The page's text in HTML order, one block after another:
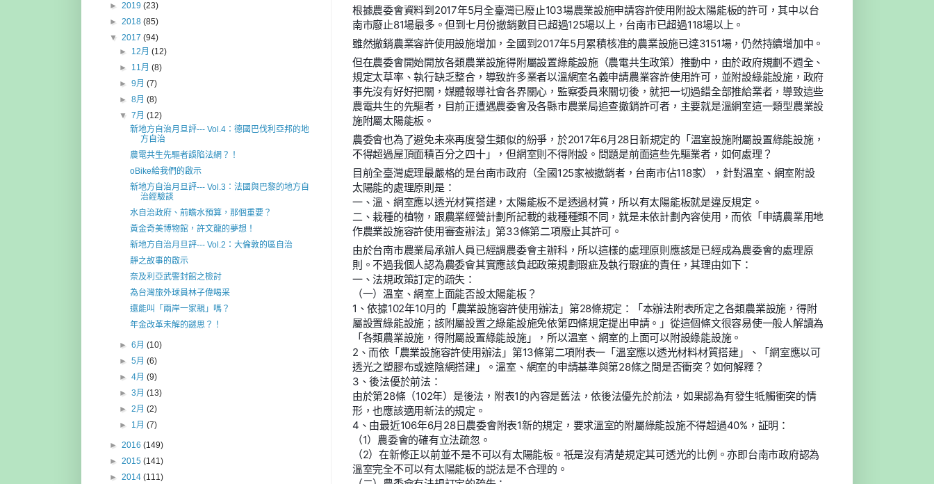
根據農委會資料到2017年5月全臺灣已廢止103場農業設施申請容許使用附設太陽能板的許可，其中以台
南市廢止81場最多。但到七月份撤銷數目已超過125場以上，台南市已超過118場以上。
雖然撤銷農業容許使用設施增加，全國到2017年5月累積核准的農業設施已達3151場，仍然持續增加中。
但在農委會開始開放各類農業設施得附屬設置綠能設施（農電共生政策）推動中，由於政府規劃不週全、
規定太草率、執行缺乏整合，導致許多業者以溫網室名義申請農業容許使用許可，並附設綠能設施，政府
事先沒有好好把關，媒體報導社會各界關心，監察委員來關切後，就把一切過錯全部推給業者，導致這些
農電共生的先驅者，目前正遭遇農委會及各縣市農業局追查撤銷許可者，主要就是溫網室這一類型農業設
施附屬太陽能板。
農委會也為了避免未來再度發生類似的紛爭，於2017年6月28日新規定的「溫室設施附屬設置綠能設施，
不得超過屋頂面積百分之四十」，但網室則不得附設。問題是前面這些先驅業者，如何處理？
目前全臺灣處理最嚴格的是台南市政府（全國125家被撤銷者，台南市佔118家），針對溫室、網室附設
太陽能的處理原則是：
一、溫、網室應以透光材質搭建，太陽能板不是透過材質，所以有太陽能板就是違反規定。
二、栽種的植物，跟農業經營計劃所記載的栽種種類不同，就是未依計劃內容使用，而依「申請農業用地
作農業設施容許使用審查辦法」第33條第二項廢止其許可。
由於台南市農業局承辦人員已經調農委會主辦科，所以這樣的處理原則應該是已經成為農委會的處理原
則。不過我個人認為農委會其實應該負起政策規劃瑕疵及執行瑕疵的責任，其理由如下：
一、法規政策訂定的疏失：
（一）溫室、網室上面能否設太陽能板？
1、依據102年10月的「農業設施容許使用辦法」第28條規定：「本辦法附表所定之各類農業設施，得附
屬設置綠能設施；該附屬設置之綠能設施免依第四條規定提出申請。」從這個條文很容易使一般人解讀為
「各類農業設施，得附屬設置綠能設施」，所以溫室、網室的上面可以附設綠能設施。
2、而依「農業設施容許使用辦法」第13條第二項附表一「溫室應以透光材料材質搭建」、「網室應以可
透光之塑膠布或遮陰網搭建」。溫室、網室的申請基準與第28條之間是否衝突？如何解釋？
3、後法優於前法：
由於第28條（102年）是後法，附表1的內容是舊法，依後法優先於前法，如果認為有發生牴觸衝突的情
形，也應該適用新法的規定。
4、由最近106年6月28日農委會附表1新的規定，要求溫室的附屬綠能設施不得超過40%，証明：
（1）農委會的確有立法疏忽。
（2）在新修正以前並不是不可以有太陽能板。祇是沒有清楚規定其可透光的比例。亦即台南市政府認為
溫室完全不可以有太陽能板的説法是不合理的。
► 2019 (23)
► 2018 (85)
▼ 2017 (94)
► 12月(12)
► 11月(8)
►9月(7)
►8月(8)
▼7月(12)
新地方自治月旦評--- Vol.4：德國巴伐利亞邦的地
方自治
農電共生先驅者誤陷法網？！
oBike給我們的啟示
新地方自治月旦評--- Vol.3：法國與巴黎的地方自
治經驗談
水自治政府、前瞻水預算，那個重要？
黃金奇美博物館，許文龍的夢想！
新地方自治月旦評--- Vol.2：大倫敦的區自治
靜之故事的啟示
奈及利亞武警封館之檢討
為台灣旅外球員林子偉喝采
還能叫「兩岸一家親」嗎？
年金改革未解的謎思？！
►6月(10)
►5月(6)
►4月(9)
►3月(13)
►2月(2)
► 1月(7)
► 2016 (149)
► 2015 (141)
► 2014 (111)